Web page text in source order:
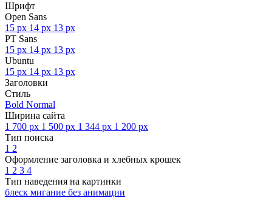
Шрифт
Open Sans
15 px 14 px 13 px
PT Sans
15 px 14 px 13 px
Ubuntu
15 px 14 px 13 px
Заголовки
Стиль
Bold Normal
Ширина сайта
1 700 px 1 500 px 1 344 px 1 200 px
Тип поиска
1 2
Оформление заголовка и хлебных крошек
1 2 3 4
Тип наведения на картинки
блеск мигание без анимации